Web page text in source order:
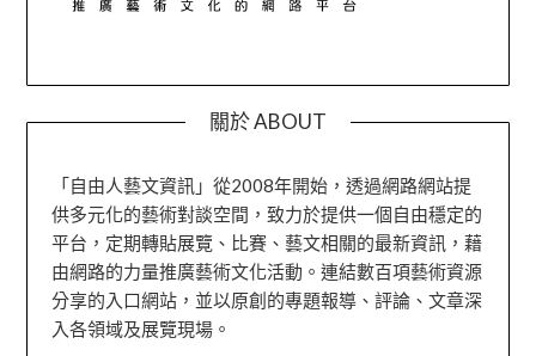
關於 ABOUT
「自由人藝文資訊」從2008年開始，透過網路網站提
供多元化的藝術對談空間，致力於提供一個自由穩定的
平台，定期轉貼展覽、比賽、藝文相關的最新資訊，藉
由網路的力量推廣藝術文化活動。連結數百項藝術資源
分享的入口網站，並以原創的專題報導、評論、文章深
入各領域及展覽現場。